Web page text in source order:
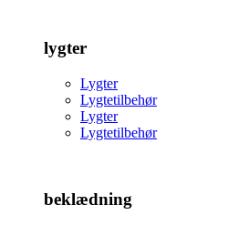
lygter
Lygter
Lygtetilbehør
Lygter
Lygtetilbehør
beklædning